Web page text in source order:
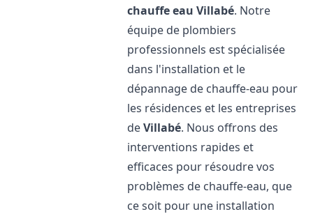
chauffe eau Villabé. Notre
équipe de plombiers
professionnels est spécialisée
dans l'installation et le
dépannage de chauffe-eau pour
les résidences et les entreprises
deVillabé. Nous offrons des
interventions rapides et
efficaces pour résoudre vos
problèmes de chauffe-eau, que
ce soit pour une installation